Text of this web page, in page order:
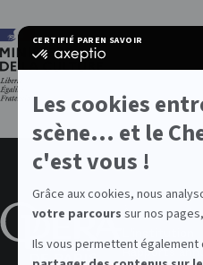
CERTIFIÉ PAR EN SAVOIR PLUS SUR
certifié
En
plus
Axeptio
Les cookies
scène... et le
c'est vous !
Grâce aux cookies, nous
votre parcours sur nos
Ils vous permettent également
À propos
Rapports